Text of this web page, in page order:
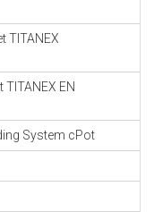
TITANEX
EN
System cPot